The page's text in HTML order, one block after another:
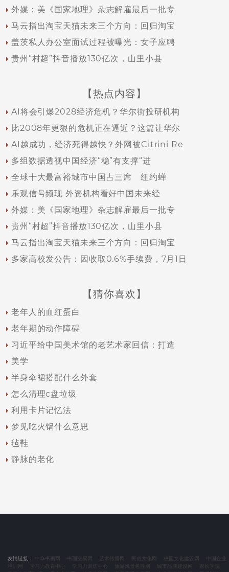
外媒：美《国家地理》杂志解雇最后一批专
马云指出淘宝天猫未来三个方向：回归淘宝
盖茨私人办公室面试过程被曝光：女子应聘
贵州“村超”抖音播放130亿次，山里小县
【热点内容】
AI将会引爆2028经济危机？华尔街投研机构
比2008年更狠的危机正在逼近？这篇让华尔
AI越成功，经济死得越快？外网被Citrini Re
多组数据透视中国经济“稳”有支撑“进
全球十大最富裕城市中国占三席 纽约蝉
乐观信号频现 外资机构看好中国未来经
外媒：美《国家地理》杂志解雇最后一批专
贵州“村超”抖音播放130亿次，山里小县
马云指出淘宝天猫未来三个方向：回归淘宝
多家高校发公告：因收取0.6%手续费，7月1日
【猜你喜欢】
老年人的血红蛋白
老年期的动作障碍
习近平给中国美术馆的老艺术家回信：打造
美学
半身伞裙搭配什么外套
怎么清理c盘垃圾
利用卡片记忆法
梦见吃火锅什么意思
毡鞋
静脉的老化
友情链接： 中华书画网 书画交易网 艺术传播网 民俗文化网 校园文化建设网
中国企业
培训网
学习力教育中心 学习力训练中心 旅游风景名胜网 城市品牌建设网
家长学院